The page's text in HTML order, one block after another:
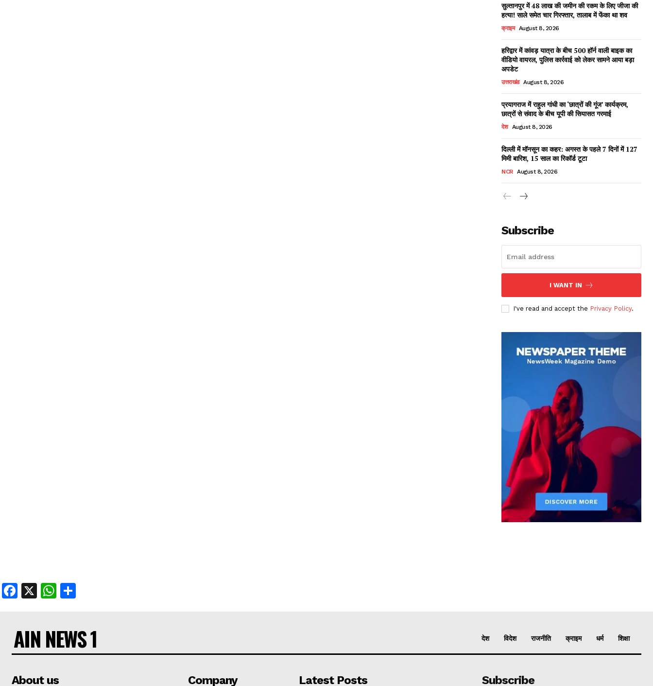
सुल्तानपुर में 48 लाख की जमीन की रकम के लिए जीजा की
हत्या! साले समेत चार गिरफ्तार, तालाब में फेंका था शव
क्राइम August 8, 2026
हरिद्वार में कांवड़ यात्रा के बीच 500 हॉर्न वाली बाइक का
वीडियो वायरल, पुलिस कार्रवाई को लेकर सामने आया बड़ा
अपडेट
उत्तराखंड August 8, 2026
प्रयागराज में राहुल गांधी का ‘छात्रों की गूंज’ कार्यक्रम,
छात्रों से संवाद के बीच यूपी की सियासत गरमाई
देश August 8, 2026
दिल्ली में मॉनसून का कहर: अगस्त के पहले 7 दिनों में 127
मिमी बारिश, 15 साल का रिकॉर्ड टूटा
NCR August 8, 2026
Subscribe
I WANT IN
I've read and accept the Privacy Policy.
Facebook
X WhatsApp
AIN NEWS 1 देश विदेश राजनीति क्राइम धर्म शिक्षा
About us Company Latest Posts Subscribe